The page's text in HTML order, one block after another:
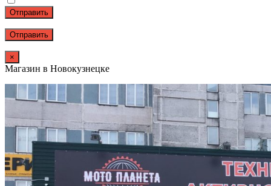
Отправить
×
Магазин в Новокузнецке